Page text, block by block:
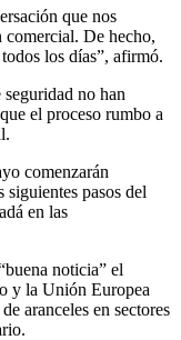
que nos
comercial. De hecho,
los días”, afirmó.
no han
el proceso rumbo a
comenzarán
pasos del
en las
noticia” el
y la Unión Europea
aranceles en sectores